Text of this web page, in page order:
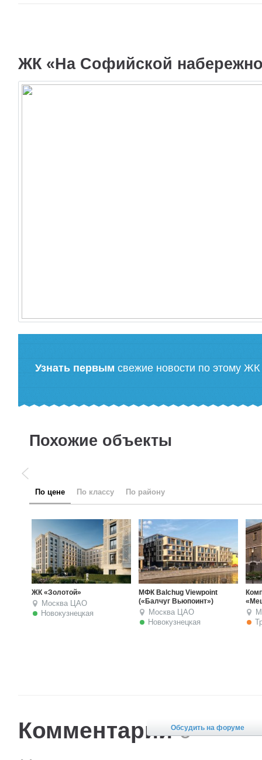
ЖК «На Софийской
Узнать первым свежие новости по этому ЖК
Похожие объекты
по цене по классу по району
Balchug Viewpoint
Вьюпоинт»)
ЦАО
Комплекс особняков
ЦАО
Третьяковская
ЖК The
Oriental
ЦАО
Обсудить на форуме
Комментарии0